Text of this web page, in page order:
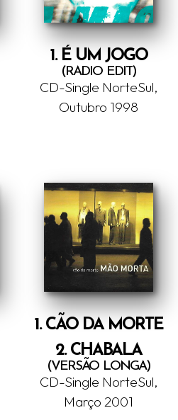
1. É UM JOGO
(RADIO EDIT)
CD-Single NorteSul,
Outubro 1998
1. CÃO DA MORTE
2. CHABALA
(VERSÃO LONGA)
CD-Single NorteSul,
Março 2001